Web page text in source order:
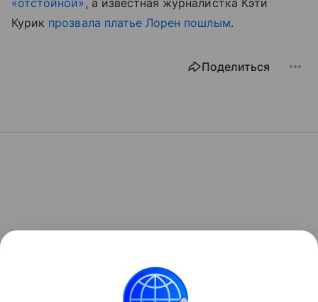
Курик прозвала платье Лорен пошлым.
Поделиться